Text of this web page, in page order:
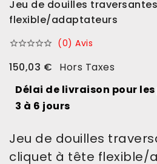
Jeu de douilles
flexible/adaptateurs
 (0) Avis
150,03 €
Hors Taxes
Délai de livraison pour
3 à 6 jours
Jeu de douilles
cliquet à tête flexible/